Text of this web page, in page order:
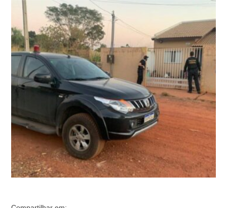
emergenciais. Nesta quinta-feira, as ações ocorrem nos
estados da Bahia, do Maranhão, de Mato Grosso, Minas
Gerais, do Paraná, de Rondônia, Roraima e São Paulo.
De acordo com a PF, as …